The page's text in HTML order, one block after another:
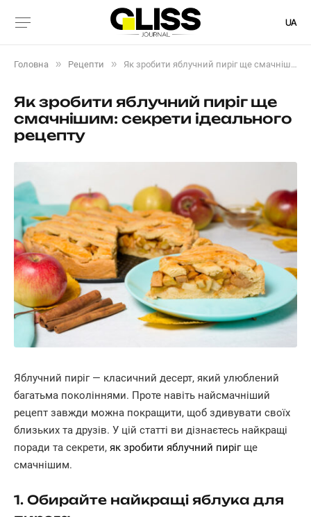
UA
Головна » Рецепти » Як зробити яблучний пиріг ще смачнішим: секрети ідеального рецепту
Як зробити яблучний пиріг ще
смачнішим: секрети ідеального
рецепту
Яблучний пиріг — класичний десерт, який улюблений
багатьма поколіннями. Проте навіть найсмачніший
рецепт завжди можна покращити, щоб здивувати своїх
близьких та друзів. У цій статті ви дізнаєтесь найкращі
поради та секрети, як зробити яблучний пирігще
смачнішим.
1. Обирайте найкращі яблука для